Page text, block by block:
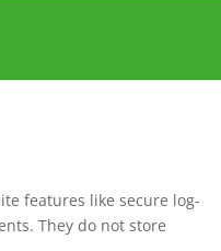
features like secure log-
They do not store